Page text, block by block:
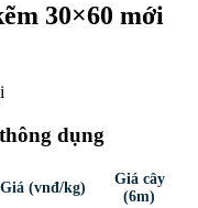
30×60 mới
dụng
Giá (vnđ/kg)
Giá cây
(6m)